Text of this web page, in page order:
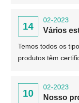
14
02-2023
Vários
Temos todos os
produtos têm
10
02-2023
Nosso